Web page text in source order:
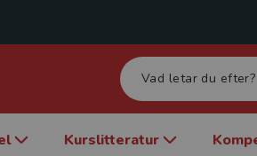
Kurslitteratur